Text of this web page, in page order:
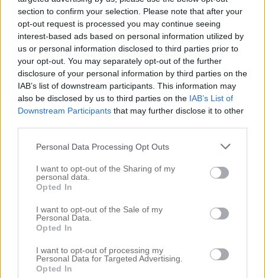
section to confirm your selection. Please note that after your
opt-out request is processed you may continue seeing
interest-based ads based on personal information utilized by
us or personal information disclosed to third parties prior to
your opt-out. You may separately opt-out of the further
disclosure of your personal information by third parties on the
IAB’s list of downstream participants. This information may
also be disclosed by us to third parties on the IAB’s List of
Downstream Participants that may further disclose it to other
Personal Data Processing Opt Outs
I want to opt-out of the Sharing of my
personal data.
Opted In
I want to opt-out of the Sale of my
Personal Data.
Opted In
I want to opt-out of processing my
Personal Data for Targeted Advertising.
Opted In
Nestinghysterin 2.0
Noah
Noahs rum
Okategoriserade
Önskerubrik
Ovanvåningen
Preggo igen
PRESSUTSKICK
REKLAM COUNTRYDREAMS
REKLAMLÄNK ASOS
RELAM VISTAMIA
Samarbeten
Shoppi Shoppi
Skönhet
Sovrum